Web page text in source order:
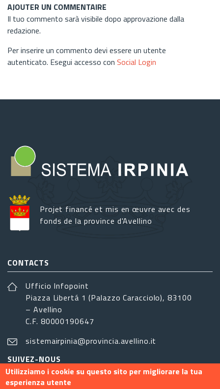
AJOUTER UN COMMENTAIRE
Il tuo commento sarà visibile dopo approvazione dalla
redazione.
Per inserire un commento devi essere un utente
autenticato. Esegui accesso con Social Login
Projet financé et mis en œuvre avec des
fonds de la province d'Avellino
CONTACTS
Ufficio Infopoint
Piazza Libertá 1 (Palazzo Caracciolo), 83100
– Avellino
C.F. 80000190647
sistemairpinia@provincia.avellino.it
SUIVEZ-NOUS
Utilizziamo i cookie su questo sito per migliorare la tua
esperienza utente